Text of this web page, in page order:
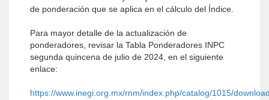
de ponderación que se aplica en el cálculo del Índice.
Para mayor detalle de la actualización de
ponderadores, revisar la Tabla Ponderadores INPC
segunda quincena de julio de 2024, en el siguiente
enlace:
https://www.inegi.org.mx/rnm/index.php/catalog/1015/